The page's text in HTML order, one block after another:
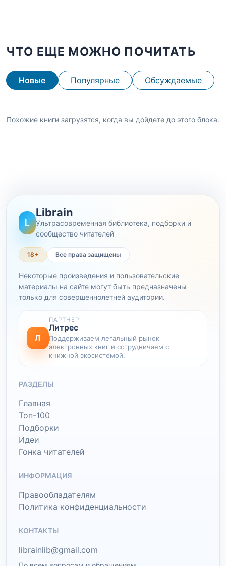
ЧТО ЕЩЕ МОЖНО ПОЧИТАТЬ
Новые Популярные Обсуждаемые
Похожие книги загрузятся, когда вы дойдете до этого блока.
L
Librain
Ультрасовременная библиотека, подборки и
сообщество читателей
18+ Все права защищены
Некоторые произведения и пользовательские
материалы на сайте могут быть предназначены
только для совершеннолетней аудитории.
Л
ПАРТНЕР
Литрес
Поддерживаем легальный рынок
электронных книг и сотрудничаем с
книжной экосистемой.
РАЗДЕЛЫ
Главная
Топ-100
Подборки
Идеи
Гонка читателей
ИНФОРМАЦИЯ
Правообладателям
Политика конфиденциальности
КОНТАКТЫ
librainlib@gmail.com